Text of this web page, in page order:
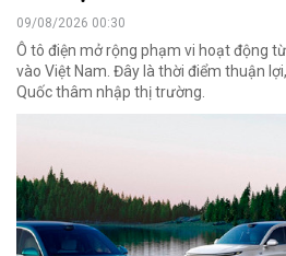
09/08/2026 00:30
Ô tô điện mở rộng phạm vi hoạt động
vào Việt Nam. Đây là thời điểm thuận
Quốc thâm nhập thị trường.